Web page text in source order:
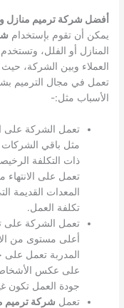
أفضل شركة ترميم منازل
يمكن أن تقوم بإستخدام
المنازل أو الفلل،
العملاء وبين الشركة،
تعمل في مجال الترميم
الأسباب مثل:-
تعمل الشركة على
مثل باقي الشركات
ذات التكلفة
تعمل على
المعدات القديمة
تكلفة العمل.
تعمل الشركة على
أعلى مستوى من
المدربة تعمل
على عكس الأشخاص
جودة العمل تكون
تعمل شركة ترميم